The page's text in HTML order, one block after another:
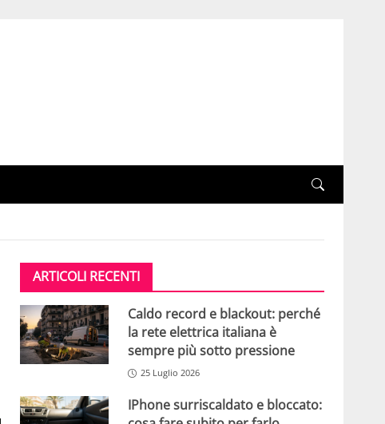
ARTICOLI RECENTI
Caldo record e blackout: perché
la rete elettrica italiana è
sempre più sotto pressione
25 Luglio 2026
IPhone surriscaldato e bloccato: